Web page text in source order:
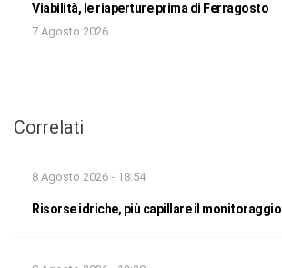
Viabilità, le riaperture prima di Ferragosto
7 Agosto 2026
Correlati
8 Agosto 2026 - 18:54
Risorse idriche, più capillare il monitoraggio